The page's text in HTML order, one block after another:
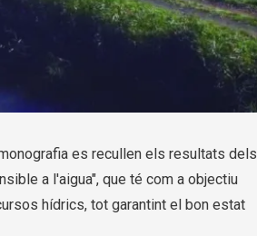
es recullen els resultats dels
a l'aigua", que té com a objectiu
hídrics, tot garantint el bon estat